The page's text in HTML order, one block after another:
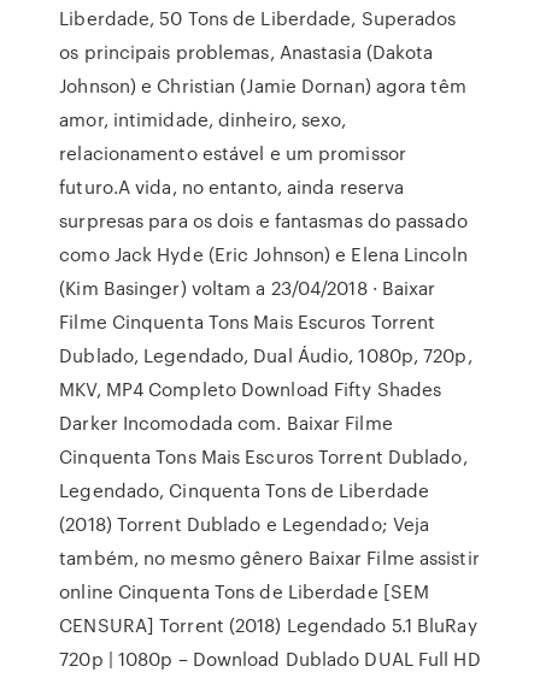
Liberdade, 50 Tons de Liberdade, Superados
os principais problemas, Anastasia (Dakota
Johnson) e Christian (Jamie Dornan) agora têm
amor, intimidade, dinheiro, sexo,
relacionamento estável e um promissor
futuro.A vida, no entanto, ainda reserva
surpresas para os dois e fantasmas do passado
como Jack Hyde (Eric Johnson) e Elena Lincoln
(Kim Basinger) voltam a 23/04/2018 · Baixar
Filme Cinquenta Tons Mais Escuros Torrent
Dublado, Legendado, Dual Áudio, 1080p, 720p,
MKV, MP4 Completo Download Fifty Shades
Darker Incomodada com. Baixar Filme
Cinquenta Tons Mais Escuros Torrent Dublado,
Legendado, Cinquenta Tons de Liberdade
(2018) Torrent Dublado e Legendado; Veja
também, no mesmo gênero Baixar Filme assistir
online Cinquenta Tons de Liberdade [SEM
CENSURA] Torrent (2018) Legendado 5.1 BluRay
720p | 1080p – Download Dublado DUAL Full HD